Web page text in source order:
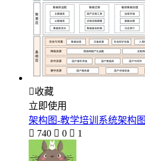
收藏
立即使用
架构图-教学培训系统架构图
 740  0  1